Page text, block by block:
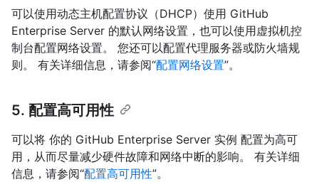
可以使用动态主机配置协议（DHCP）使用 GitHub
Enterprise Server 的默认网络设置，也可以使用虚拟机控
制台配置网络设置。 您还可以配置代理服务器或防火墙规
则。 有关详细信息，请参阅“配置网络设置”。
5. 配置高可用性
可以将 你的 GitHub Enterprise Server 实例 配置为高可
用，从而尽量减少硬件故障和网络中断的影响。 有关详细
信息，请参阅“配置高可用性”。